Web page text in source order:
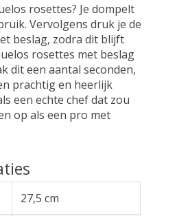
rosettes? Je dompelt
Vervolgens druk je de
beslag, zodra dit blijft
rosettes met beslag
dit een aantal seconden,
prachtig en heerlijk
een echte chef dat zou
op als een pro met
27,5 cm